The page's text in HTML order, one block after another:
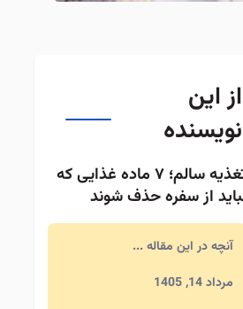
از این
نویسنده
تغذیه سالم؛ ۷ ماده غذایی که
از سفره حذف شوند
آنچه در این مقاله ...
مرداد 14, 1405